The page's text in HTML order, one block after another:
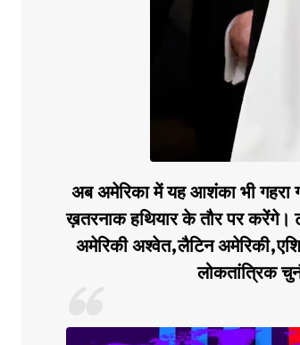
अब अमेरिका में यह आशंका भी गहरा
ख़तरनाक हथियार के तौर पर करेंगे।
अमेरिकी अश्वेत,लैटिन
लोकतांत्रिक